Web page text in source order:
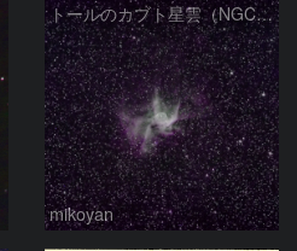
トールのカブト星雲（NGC2359）
mikoyan